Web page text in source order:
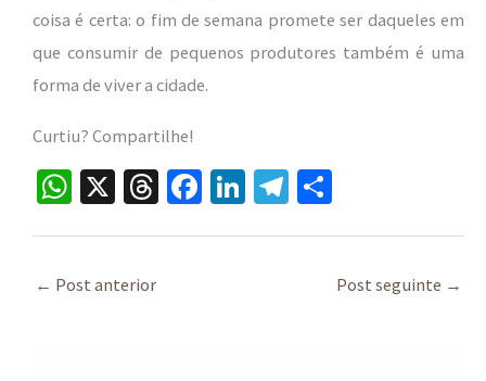
coisa é certa: o fim de semana promete ser daqueles em
que consumir de pequenos produtores também é uma
forma de viver a cidade.
Curtiu? Compartilhe!
W
sA
X
T
Fa Li Te
e
← Post anterior Post seguinte →